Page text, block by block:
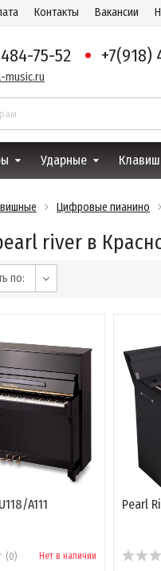
Контакты Вакансии
75-52 +7(918)
music.ru
Ударные
Цифровые пианино
river в
по:
A111
(0) Нет в наличии
Pearl